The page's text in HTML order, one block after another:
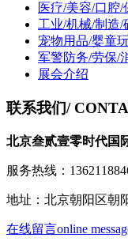
医疗/美容/口腔/
工业/机械/制造/
宠物用品/婴童
军警防务/劳保/
展会介绍
联系我们/
北京叁贰壹零时代国
服务热线：
地址：北京朝阳区朝
在线留言online